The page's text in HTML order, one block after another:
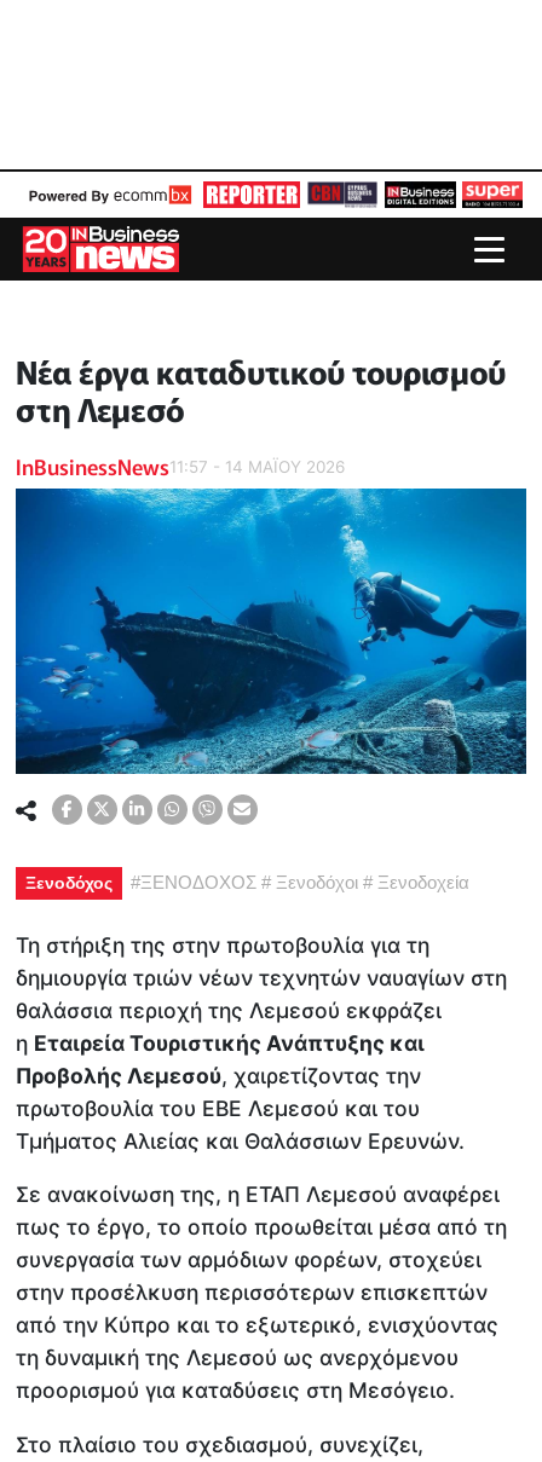
Νέα έργα καταδυτικού τουρισμού
στη Λεμεσό
InBusinessNews11:57 - 14 ΜΑΪ́ΟΥ 2026
Ξενοδόχος #ΞΕΝΟΔΟΧΟΣ # Ξενοδόχοι # Ξενοδοχεία
Τη στήριξη της στην πρωτοβουλία για τη
δημιουργία τριών νέων τεχνητών ναυαγίων στη
θαλάσσια περιοχή της Λεμεσού εκφράζει
η Εταιρεία Τουριστικής Ανάπτυξης και
Προβολής Λεμεσού, χαιρετίζοντας την
πρωτοβουλία του ΕΒΕ Λεμεσού και του
Τμήματος Αλιείας και Θαλάσσιων Ερευνών.
Σε ανακοίνωση της, η ΕΤΑΠ Λεμεσού αναφέρει
πως το έργο, το οποίο προωθείται μέσα από τη
συνεργασία των αρμόδιων φορέων, στοχεύει
στην προσέλκυση περισσότερων επισκεπτών
από την Κύπρο και το εξωτερικό, ενισχύοντας
τη δυναμική της Λεμεσού ως ανερχόμενου
προορισμού για καταδύσεις στη Μεσόγειο.
Στο πλαίσιο του σχεδιασμού, συνεχίζει,